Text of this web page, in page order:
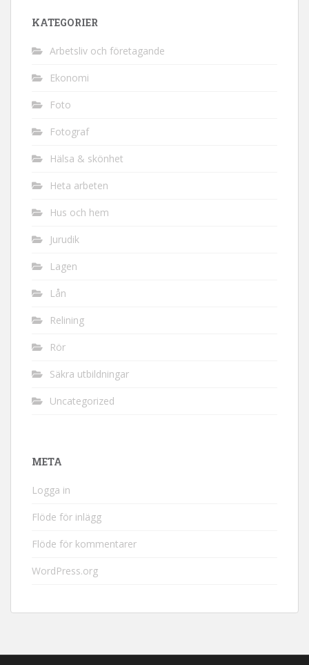
KATEGORIER
Arbetsliv och företagande
Ekonomi
Foto
Fotograf
Hälsa & skönhet
Heta arbeten
Hus och hem
Jurudik
Lagen
Lån
Relining
Rör
Säkra utbildningar
Uncategorized
META
Logga in
Flöde för inlägg
Flöde för kommentarer
WordPress.org